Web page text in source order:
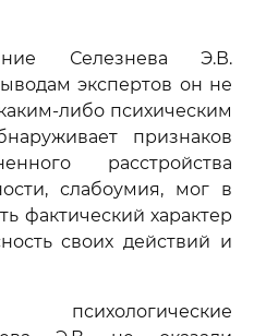
Селезнева Э.В.
экспертов он не
либо психическим
признаков
расстройства
слабоумия, мог в
фактический характер
своих действий и